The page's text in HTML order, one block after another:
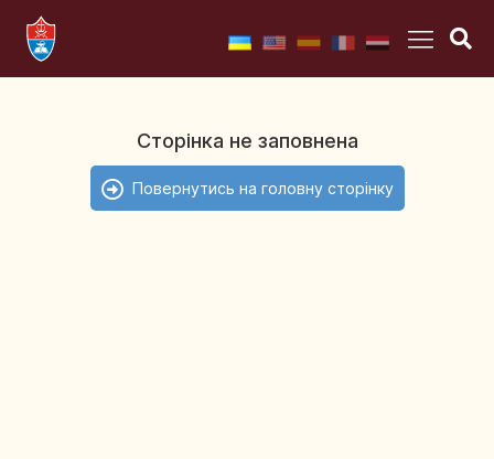
Сторінка не заповнена
Повернутись на головну сторінку